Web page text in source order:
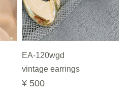
EA-120wgd
vintage earrings
¥ 500